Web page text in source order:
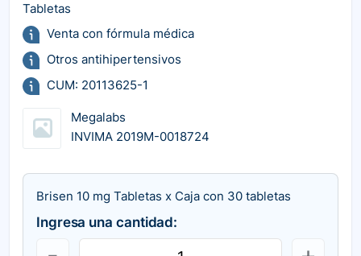
Tabletas
Venta con fórmula médica
Otros antihipertensivos
CUM: 20113625-1
Megalabs
INVIMA 2019M-0018724
Brisen 10 mg Tabletas x Caja con 30 tabletas
Ingresa una cantidad: